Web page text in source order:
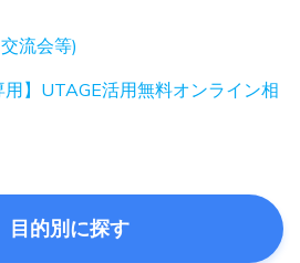
流会等)
用】UTAGE活用無料オンライン相
目的別に探す